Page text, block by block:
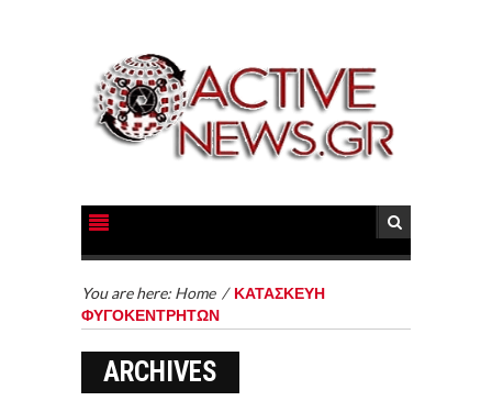
You are here: Home / ΚΑΤΑΣΚΕΥΗ
ΦΥΓΟΚΕΝΤΡΗΤΩΝ
ARCHIVES